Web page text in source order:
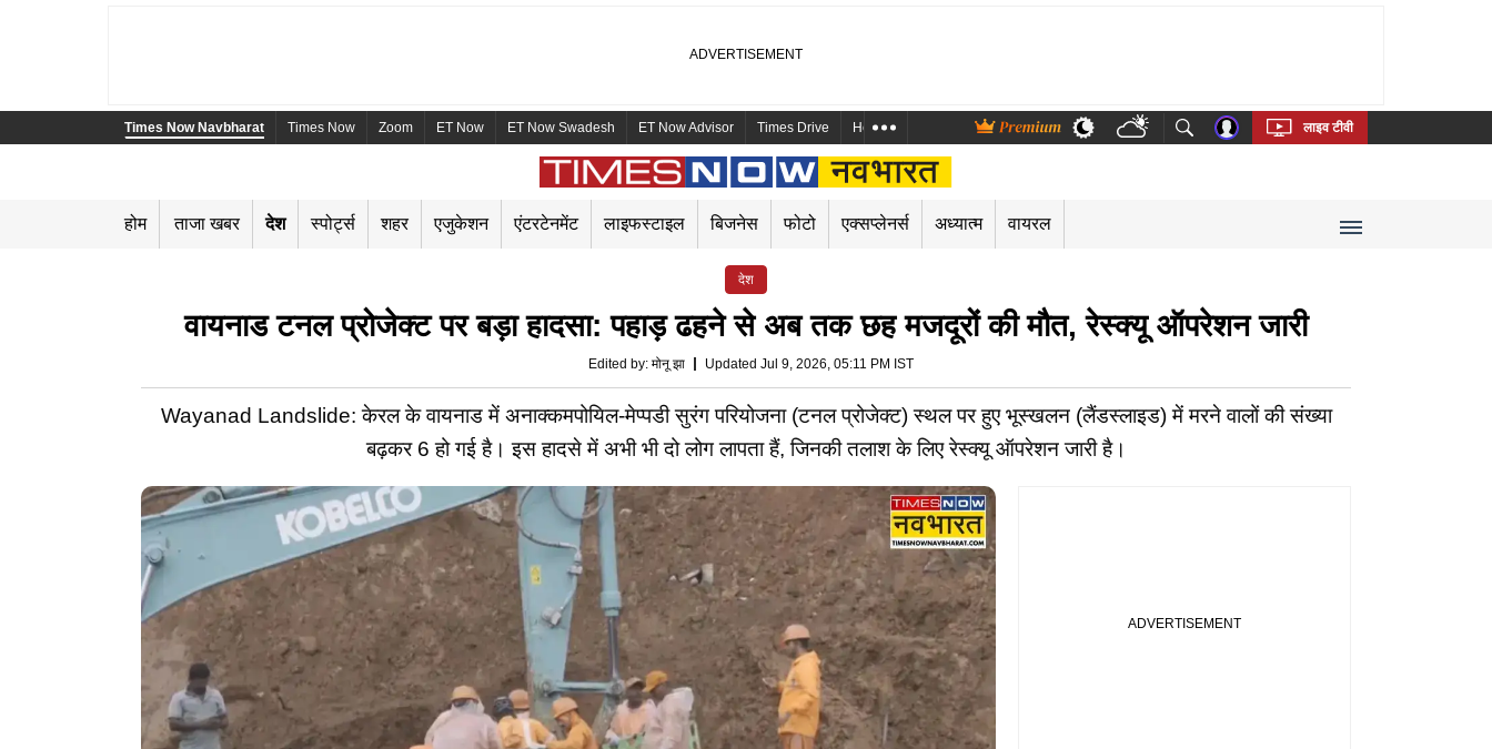
Times Now Navbharat Times Now Zoom ET Now ET Now Swadesh ET Now Advisor Times Drive Health and Me Marathi Bengali Telugu Tamil Kannada Malayalam
लाइव टीवी
होम ताजा खबर देश स्पोर्ट्स शहर एजुकेशन एंटरटेनमेंट लाइफस्टाइल बिजनेस फोटो एक्सप्लेनर्स अध्यात्म वायरल
देश
वायनाड टनल प्रोजेक्ट पर बड़ा हादसा: पहाड़ ढहने से अब तक छह मजदूरों की मौत, रेस्क्यू ऑपरेशन जारी
Edited by: मोनू झा Updated Jul 9, 2026, 05:11 PM IST
Wayanad Landslide: केरल के वायनाड में अनाक्कमपोयिल-मेप्पडी सुरंग परियोजना (टनल प्रोजेक्ट) स्थल पर हुए भूस्खलन (लैंडस्लाइड) में मरने वालों की संख्या
बढ़कर 6 हो गई है। इस हादसे में अभी भी दो लोग लापता हैं, जिनकी तलाश के लिए रेस्क्यू ऑपरेशन जारी है।